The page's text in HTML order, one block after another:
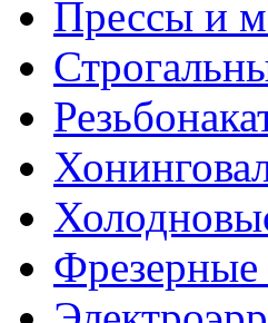
Прессы и
Фрезерные